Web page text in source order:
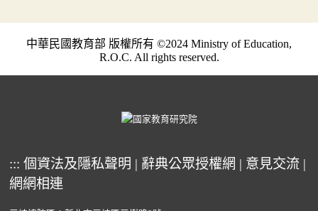
中華民國教育部 版權所有 ©2024 Ministry of Education,
R.O.C. All rights reserved.
::: 個資法及隱私聲明 | 辭典公眾授權網 | 意見交流 |
網網相連